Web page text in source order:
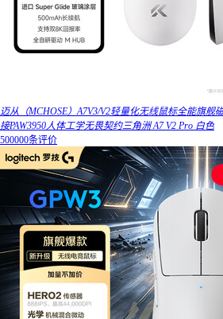
迈从（MCHOSE）A7V3/V2轻量化无线鼠标全能旗舰
接PAW3950人体工学无畏契约三角洲 A7 V2 Pro 白色
500000条评价